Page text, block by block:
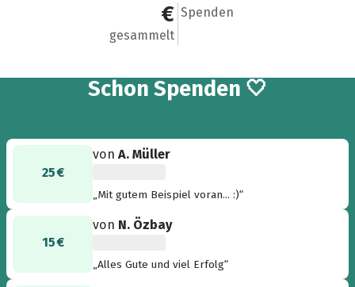
390 €
gesammelt
18
Spenden
Schon 18
Spenden 🤍
25 €
vonA. Müller
„Mit gutem Beispiel voran... :)“
15 €
von N. Özbay
„Alles Gute und viel Erfolg“